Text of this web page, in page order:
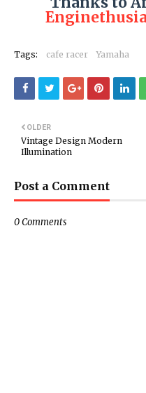
Tags: cafe racer Yamaha
OLDER
Vintage Design Modern
Illumination
Post a Comment
0 Comments